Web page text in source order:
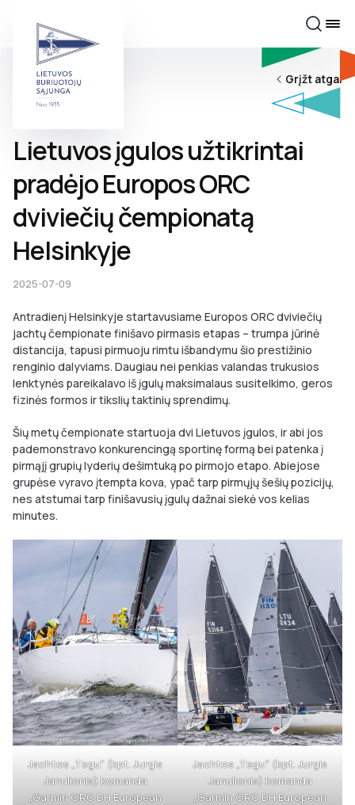
Grįžt atgal
Lietuvos įgulos užtikrintai
pradėjo Europos ORC
dviviečių čempionatą
Helsinkyje
2025-07-09
Antradienį Helsinkyje startavusiame Europos ORC dviviečių
jachtų čempionate finišavo pirmasis etapas – trumpa jūrinė
distancija, tapusi pirmuoju rimtu išbandymu šio prestižinio
renginio dalyviams. Daugiau nei penkias valandas trukusios
lenktynės pareikalavo iš įgulų maksimalaus susitelkimo, geros
fizinės formos ir tikslių taktinių sprendimų.
Šių metų čempionate startuoja dvi Lietuvos įgulos, ir abi jos
pademonstravo konkurencingą sportinę formą bei patenka į
pirmąjį grupių lyderių dešimtuką po pirmojo etapo. Abiejose
grupėse vyravo įtempta kova, ypač tarp pirmųjų šešių pozicijų,
nes atstumai tarp finišavusių įgulų dažnai siekė vos kelias
minutes.
Jachtos „Tegu“ (kpt. Jurgis
Janulionis) komanda
„Garmin ORC DH European
Jachtos „Tegu“ (kpt. Jurgis
Janulionis) komanda
„Garmin ORC DH European